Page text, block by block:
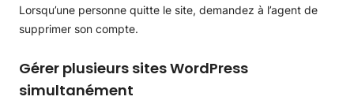
Lorsqu’une personne quitte le site, demandez à l’agent de
supprimer son compte.
Gérer plusieurs sites WordPress
simultanément